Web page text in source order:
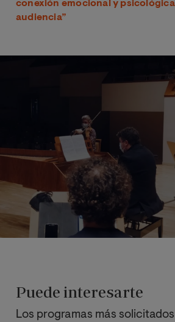
conexión emocional y
audiencia”
Puede interesarte
Los programas más solicitados